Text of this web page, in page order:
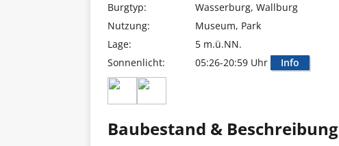
Burgtyp:
Wasserburg, Wallburg
Nutzung:
Museum, Park
Lage:
5 m.ü.NN.
Sonnenlicht:
05:26-20:59 Uhr Info
Baubestand & Beschreibung